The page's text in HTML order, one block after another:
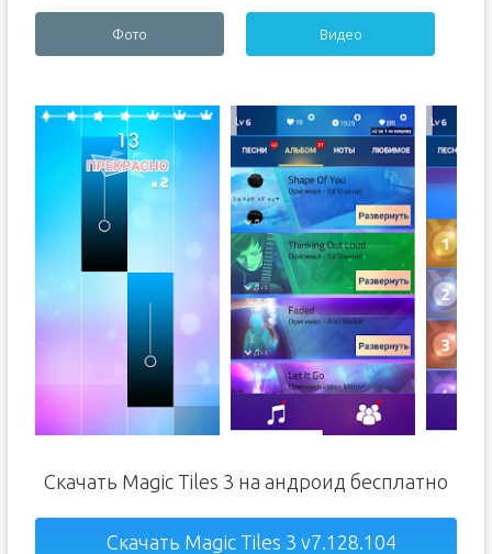
Фото Видео
Скачать Magic Tiles 3 на андроид бесплатно
Скачать Magic Tiles 3 v7.128.104